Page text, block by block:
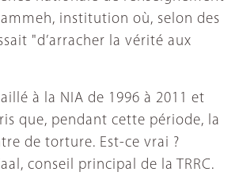
institution où, selon des
"d’arracher la vérité aux
à la NIA de 1996 à 2011 et
que, pendant cette période, la
de torture. Est-ce vrai ?
conseil principal de la TRRC.